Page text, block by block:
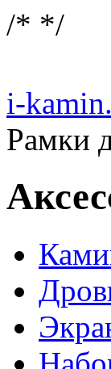
/* */
i-
Рамки